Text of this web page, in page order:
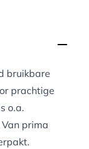
bruikbare
prachtige
o.a.
prima